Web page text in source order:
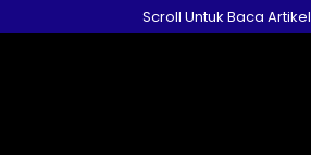
ke
Scroll Untuk Baca Artikel